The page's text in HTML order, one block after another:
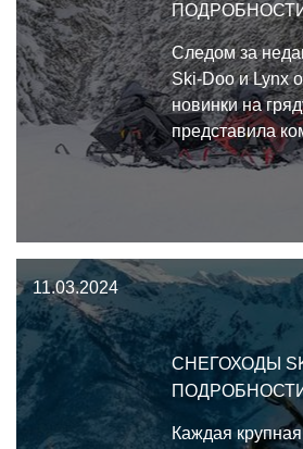
Следом за
Ski-Doo и Lynx
новинки на
представила
Кроме
Polaris
сноубайки.
11.03.2024
СНЕГОХОДЫ
Каждая